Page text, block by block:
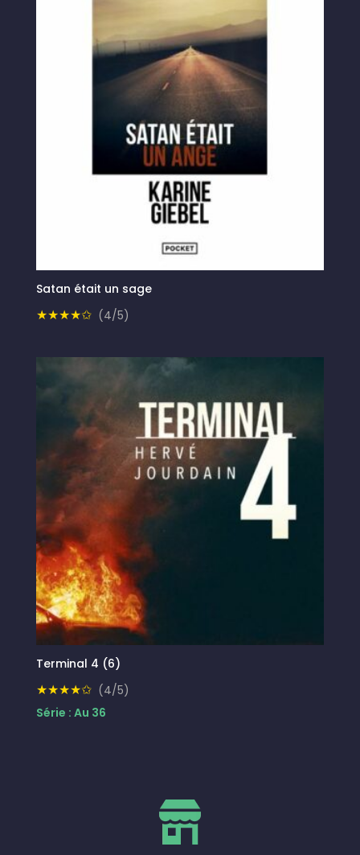
Satan était un sage
★★★★✩ (4/5)
Terminal 4 (6)
★★★★✩ (4/5)
Série : Au 36